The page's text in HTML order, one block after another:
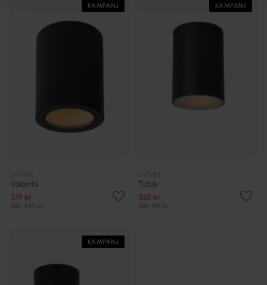
KAMPANJ
Volantis
519 kr
Rek. 649 kr
KAMPANJ
Tubix
335 kr
Rek. 419 kr
KAMPANJ